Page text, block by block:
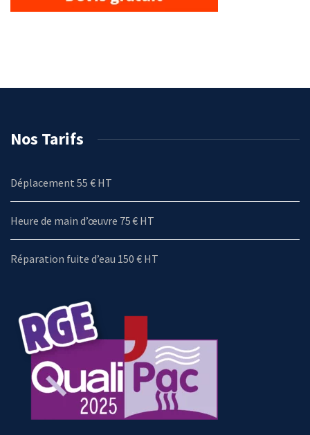
Nos Tarifs
Déplacement 55 € HT
Heure de main d’œuvre 75 € HT
Réparation fuite d’eau 150 € HT